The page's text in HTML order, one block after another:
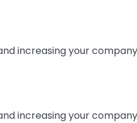
increasing your
increasing your